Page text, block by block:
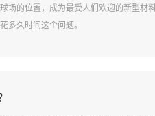
场的位置，成为最受人们欢迎的新型材
多久时间这个问题。